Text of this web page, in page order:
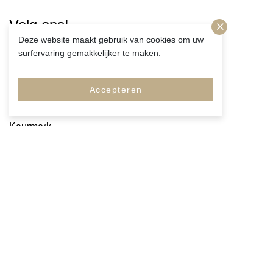
Deze website maakt gebruik van cookies om uw
surfervaring gemakkelijker te maken.
Accepteren
Volg ons!